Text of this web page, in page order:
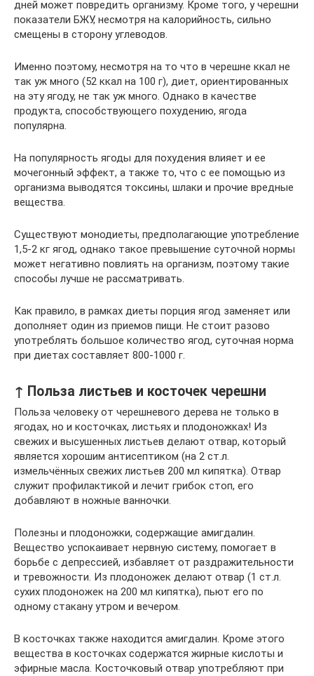
дней может повредить организму. Кроме того, у черешни
показатели БЖУ, несмотря на калорийность, сильно
смещены в сторону углеводов.
Именно поэтому, несмотря на то что в черешне ккал не
так уж много (52 ккал на 100 г), диет, ориентированных
на эту ягоду, не так уж много. Однако в качестве
продукта, способствующего похудению, ягода
популярна.
На популярность ягоды для похудения влияет и ее
мочегонный эффект, а также то, что с ее помощью из
организма выводятся токсины, шлаки и прочие вредные
вещества.
Существуют монодиеты, предполагающие употребление
1,5-2 кг ягод, однако такое превышение суточной нормы
может негативно повлиять на организм, поэтому такие
способы лучше не рассматривать.
Как правило, в рамках диеты порция ягод заменяет или
дополняет один из приемов пищи. Не стоит разово
употреблять большое количество ягод, суточная норма
при диетах составляет 800-1000 г.
↑ Польза листьев и косточек черешни
Польза человеку от черешневого дерева не только в
ягодах, но и косточках, листьях и плодоножках! Из
свежих и высушенных листьев делают отвар, который
является хорошим антисептиком (на 2 ст.л.
измельчённых свежих листьев 200 мл кипятка). Отвар
служит профилактикой и лечит грибок стоп, его
добавляют в ножные ванночки.
Полезны и плодоножки, содержащие амигдалин.
Вещество успокаивает нервную систему, помогает в
борьбе с депрессией, избавляет от раздражительности
и тревожности. Из плодоножек делают отвар (1 ст.л.
сухих плодоножек на 200 мл кипятка), пьют его по
одному стакану утром и вечером.
В косточках также находится амигдалин. Кроме этого
вещества в косточках содержатся жирные кислоты и
эфирные масла. Косточковый отвар употребляют при